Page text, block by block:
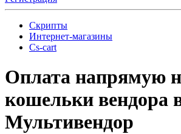
Скрипты
Интернет-магазины
Cs-cart
Оплата напрямую
кошельки вендора
Мультивендор